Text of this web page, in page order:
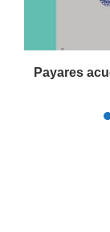
Payares